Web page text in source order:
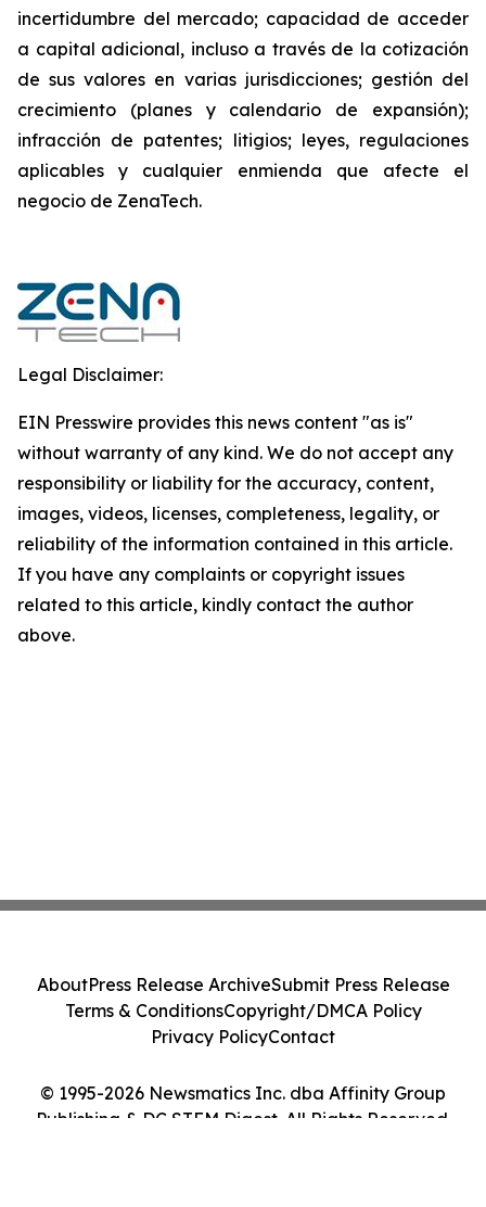
incertidumbre del mercado; capacidad de acceder
a capital adicional, incluso a través de la cotización
de sus valores en varias jurisdicciones; gestión del
crecimiento (planes y calendario de expansión);
infracción de patentes; litigios; leyes, regulaciones
aplicables y cualquier enmienda que afecte el
negocio de ZenaTech.
Legal Disclaimer:
EIN Presswire provides this news content "as is"
without warranty of any kind. We do not accept any
responsibility or liability for the accuracy, content,
images, videos, licenses, completeness, legality, or
reliability of the information contained in this article.
If you have any complaints or copyright issues
related to this article, kindly contact the author
above.
© 1995-2026 Newsmatics Inc. dba Affinity Group
Publishing & DC STEM Digest. All Rights Reserved.
AboutPress Release ArchiveSubmit Press Release
Terms & ConditionsCopyright/DMCA Policy
Privacy PolicyContact